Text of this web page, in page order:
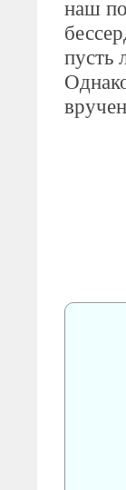
наш
пусть